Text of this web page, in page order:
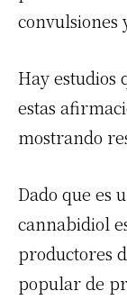
convulsiones
Hay estudios
estas
mostrando
Dado que es
cannabidiol
productores
popular de